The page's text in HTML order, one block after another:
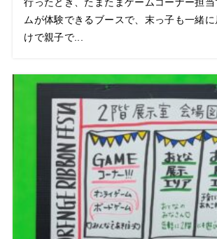
行ったとき、たまたまゲームコーナー担
ムが体験できるブースで、末っ子も一緒
けで親子で...